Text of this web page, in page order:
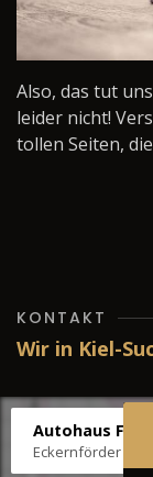
Also, das tut
leider nicht!
tollen Seiten,
KONTAKT
Wir in Kiel-
Autohaus
Eckernförder Str.